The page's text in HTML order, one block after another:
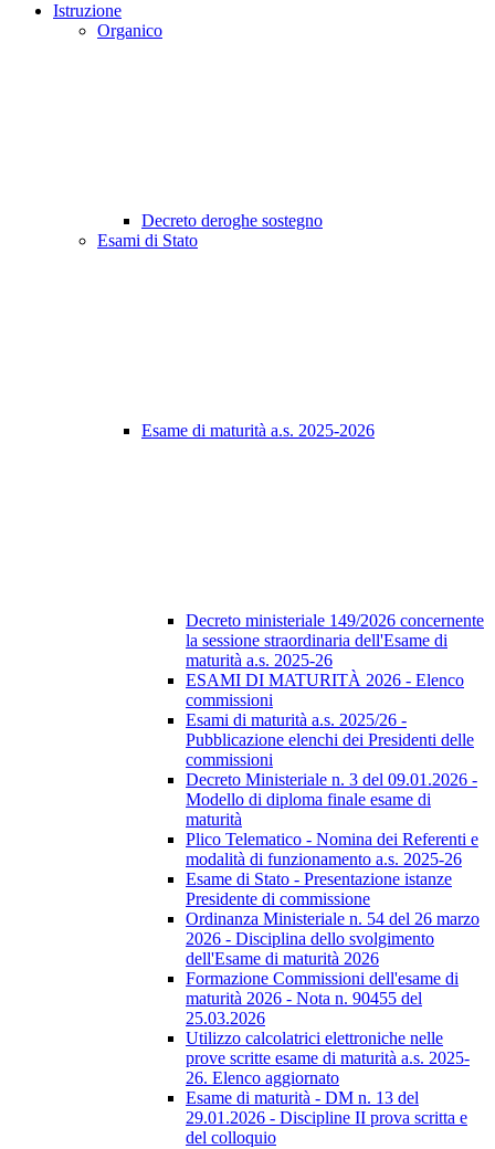
Istruzione
Organico
Decreto deroghe sostegno
Esami di Stato
Esame di maturità a.s. 2025-2026
Decreto ministeriale 149/2026 concernente
la sessione straordinaria dell'Esame di
maturità a.s. 2025-26
ESAMI DI MATURITÀ 2026 - Elenco
commissioni
Esami di maturità a.s. 2025/26 -
Pubblicazione elenchi dei Presidenti delle
commissioni
Decreto Ministeriale n. 3 del 09.01.2026 -
Modello di diploma finale esame di
maturità
Plico Telematico - Nomina dei Referenti e
modalità di funzionamento a.s. 2025-26
Esame di Stato - Presentazione istanze
Presidente di commissione
Ordinanza Ministeriale n. 54 del 26 marzo
2026 - Disciplina dello svolgimento
dell'Esame di maturità 2026
Formazione Commissioni dell'esame di
maturità 2026 - Nota n. 90455 del
25.03.2026
Utilizzo calcolatrici elettroniche nelle
prove scritte esame di maturità a.s. 2025-
26. Elenco aggiornato
Esame di maturità - DM n. 13 del
29.01.2026 - Discipline II prova scritta e
del colloquio